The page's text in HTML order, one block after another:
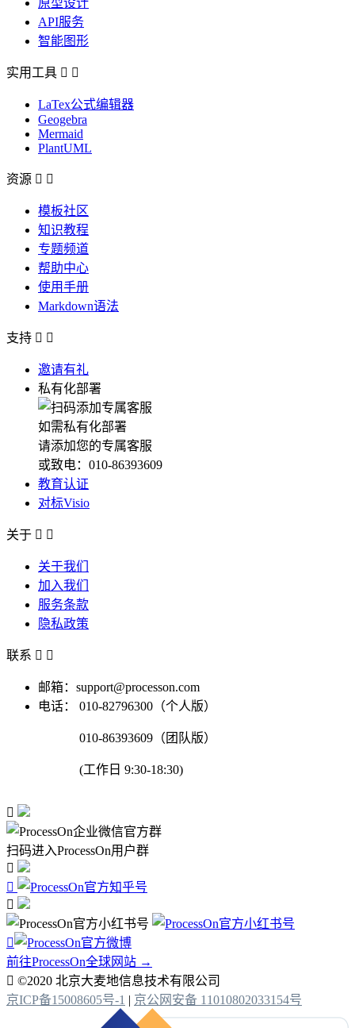
原型设计
API服务
智能图形
实用工具  
LaTex公式编辑器
Geogebra
Mermaid
PlantUML
资源  
模板社区
知识教程
专题频道
帮助中心
使用手册
Markdown语法
支持  
邀请有礼
私有化部署
如需私有化部署
请添加您的专属客服
或致电：010-86393609
教育认证
对标Visio
关于  
关于我们
加入我们
服务条款
隐私政策
联系  
邮箱：support@processon.com
电话：
010-82796300（个人版）
010-86393609（团队版）
(工作日 9:30-18:30)

扫码进入ProcessOn用户群




前往ProcessOn全球网站 →
 ©2020 北京大麦地信息技术有限公司
京ICP备15008605号-1 | 京公网安备 11010802033154号